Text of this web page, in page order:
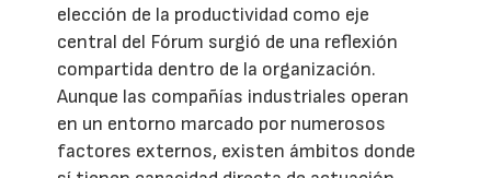
elección de la productividad como eje
central del Fórum surgió de una reflexión
compartida dentro de la organización.
Aunque las compañías industriales operan
en un entorno marcado por numerosos
factores externos, existen ámbitos donde